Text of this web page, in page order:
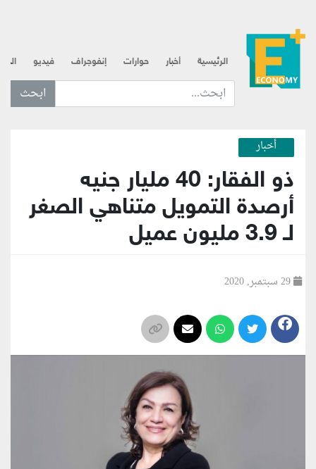
الرئيسية أخبار حوارات إنفوجراف فيديو
ابحث عن... :
أخبار
ذو الفقار: 40 مليار جنيه
أرصدة التمويل متناهي الصغر
لـ 3.9 مليون عميل